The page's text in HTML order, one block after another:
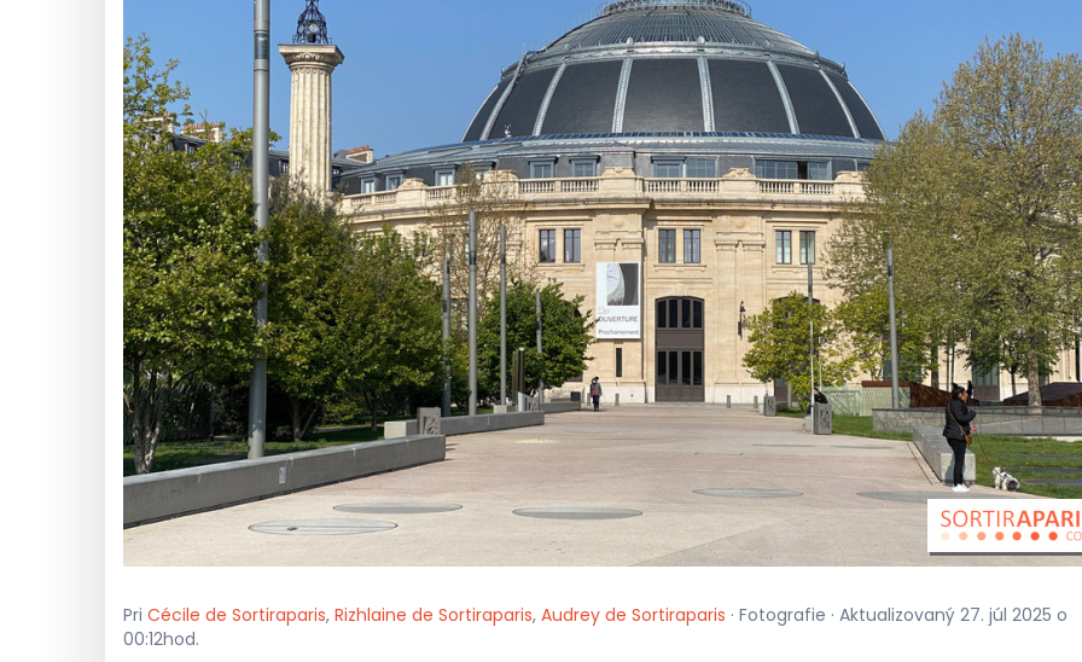
Pri Cécile de Sortiraparis, Rizhlaine de Sortiraparis, Audrey de Sortiraparis · Fotografie · Aktualizovaný 27. júl 2025 o
00:12hod.